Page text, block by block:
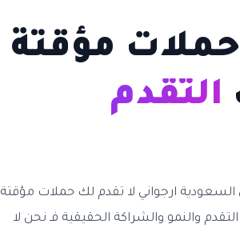
مؤقتة
التقدم
ارجواني لا تقدم لك حملات مؤقتة
والنمو والشراكة الحقيقية فـ نحن لا